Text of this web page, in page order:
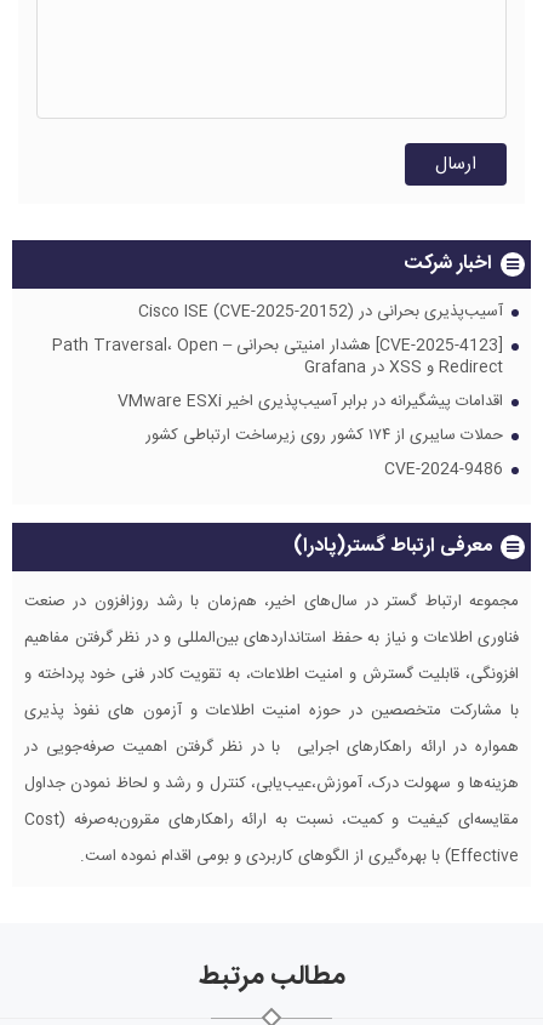
اخبار شرکت
آسیب‌پذیری بحرانی در Cisco ISE (CVE-2025-20152)
[CVE-2025-4123] هشدار امنیتی بحرانی – Path Traversal، Open
Redirect و XSS در Grafana
اقدامات پیشگیرانه در برابر آسیب‌پذیری اخیر VMware ESXi
حملات سایبری از ۱۷۴ کشور روی زیرساخت ارتباطی کشور
CVE-2024-9486
معرفی ارتباط گستر(پادرا)
مجموعه ارتباط گستر در سال‌های اخیر، هم‌زمان با رشد روزافزون در صنعت
فناوری اطلاعات و نیاز به حفظ استانداردهای بین‌المللی و در نظر گرفتن مفاهیم
افزونگی، قابلیت گسترش و امنیت اطلاعات، به تقویت کادر فنی خود پرداخته و
با مشارکت متخصصین در حوزه امنیت اطلاعات و آزمون های نفوذ پذیری
همواره در ارائه راهکارهای اجرایی با در نظر گرفتن اهمیت صرفه‌جویی در
هزینه‌ها و سهولت درک، آموزش،عیب‌یابی، کنترل و رشد و لحاظ نمودن جداول
مقایسه‌ای کیفیت و کمیت، نسبت به ارائه راهکارهای مقرون‌به‌صرفه (Cost
Effective) با بهره‌گیری از الگوهای کاربردی و بومی اقدام نموده است.
مطالب مرتبط